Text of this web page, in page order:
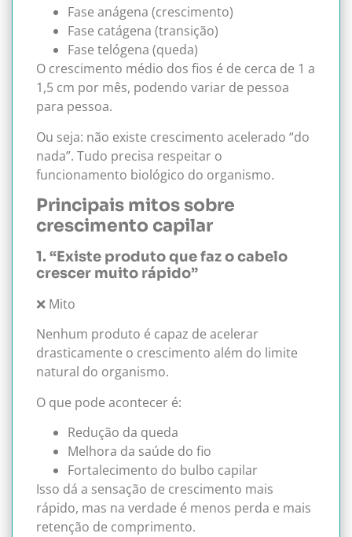
Fase anágena (crescimento)
Fase catágena (transição)
Fase telógena (queda)
O crescimento médio dos fios é de cerca de 1 a
1,5 cm por mês, podendo variar de pessoa
para pessoa.
Ou seja: não existe crescimento acelerado “do
nada”. Tudo precisa respeitar o
funcionamento biológico do organismo.
Principais mitos sobre
crescimento capilar
1. “Existe produto que faz o cabelo
crescer muito rápido”
❌ Mito
Nenhum produto é capaz de acelerar
drasticamente o crescimento além do limite
natural do organismo.
O que pode acontecer é:
Redução da queda
Melhora da saúde do fio
Fortalecimento do bulbo capilar
Isso dá a sensação de crescimento mais
rápido, mas na verdade é menos perda e mais
retenção de comprimento.